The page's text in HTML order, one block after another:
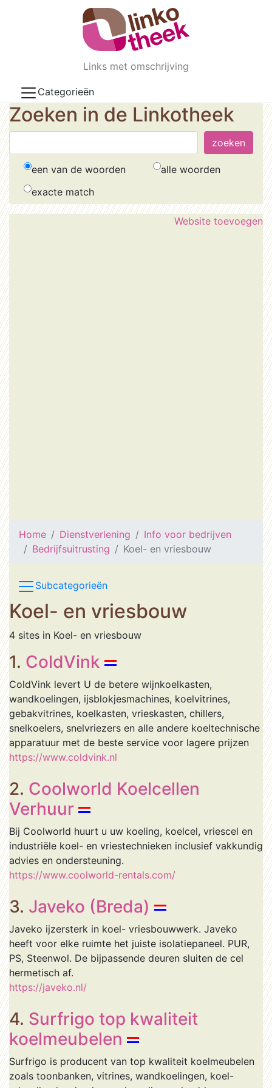
Skip to main content
Links met omschrijving
Categorieën
Zoeken in de Linkotheek
een van de woorden
alle woorden
exacte match
Website toevoegen
Home Dienstverlening
Info voor bedrijven
Bedrijfsuitrusting
Koel- en vriesbouw
Subcategorieën
Koel- en vriesbouw
4 sites in Koel- en vriesbouw
1. ColdVink
ColdVink levert U de betere wijnkoelkasten,
wandkoelingen, ijsblokjesmachines, koelvitrines,
gebakvitrines, koelkasten, vrieskasten, chillers,
snelkoelers, snelvriezers en alle andere koeltechnische
apparatuur met de beste service voor lagere prijzen
https://www.coldvink.nl
2. Coolworld Koelcellen
Verhuur
Bij Coolworld huurt u uw koeling, koelcel, vriescel en
industriële koel- en vriestechnieken inclusief vakkundig
advies en ondersteuning.
https://www.coolworld-rentals.com/
3. Javeko (Breda)
Javeko ijzersterk in koel- vriesbouwwerk. Javeko
heeft voor elke ruimte het juiste isolatiepaneel. PUR,
PS, Steenwol. De bijpassende deuren sluiten de cel
hermetisch af.
https://javeko.nl/
4. Surfrigo top kwaliteit
koelmeubelen
Surfrigo is producent van top kwaliteit koelmeubelen
zoals toonbanken, vitrines, wandkoelingen, koel-